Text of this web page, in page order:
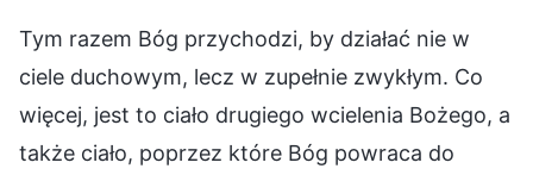
Tym razem Bóg przychodzi, by działać nie w
ciele duchowym, lecz w zupełnie zwykłym. Co
więcej, jest to ciało drugiego wcielenia Bożego, a
także ciało, poprzez które Bóg powraca do